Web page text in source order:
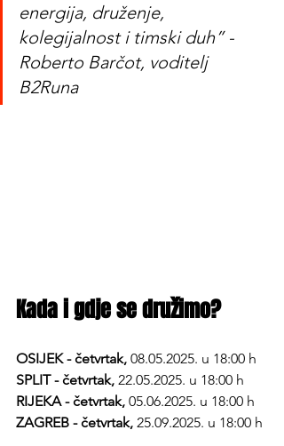
energija, druženje,
kolegijalnost i timski duh” -
Roberto Barčot, voditelj
B2Runa
Kada i gdje se družimo?
OSIJEK - četvrtak, 08.05.2025. u 18:00 h
SPLIT - četvrtak, 22.05.2025. u 18:00 h
RIJEKA - četvrtak, 05.06.2025. u 18:00 h
ZAGREB - četvrtak, 25.09.2025. u 18:00 h